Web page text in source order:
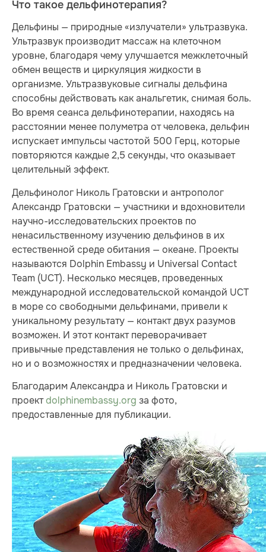
Что такое дельфинотерапия?
Дельфины — природные «излучатели» ультразвука.
Ультразвук производит массаж на клеточном
уровне, благодаря чему улучшается межклеточный
обмен веществ и циркуляция жидкости в
организме. Ультразвуковые сигналы дельфина
способны действовать как анальгетик, снимая боль.
Во время сеанса дельфинотерапии, находясь на
расстоянии менее полуметра от человека, дельфин
испускает импульсы частотой 500 Герц, которые
повторяются каждые 2,5 секунды, что оказывает
целительный эффект.
Дельфинолог Николь Гратовски и антрополог
Александр Гратовски — участники и вдохновители
научно-исследовательских проектов по
ненасильственному изучению дельфинов в их
естественной среде обитания — океане. Проекты
называются Dolphin Embassy и Universal Contact
Team (UCT). Несколько месяцев, проведенных
международной исследовательской командой UCT
в море со свободными дельфинами, привели к
уникальному результату — контакт двух разумов
возможен. И этот контакт переворачивает
привычные представления не только о дельфинах,
но и о возможностях и предназначении человека.
Благодарим Александра и Николь Гратовски и
проектdolphinembassy.org за фото,
предоставленные для публикации.